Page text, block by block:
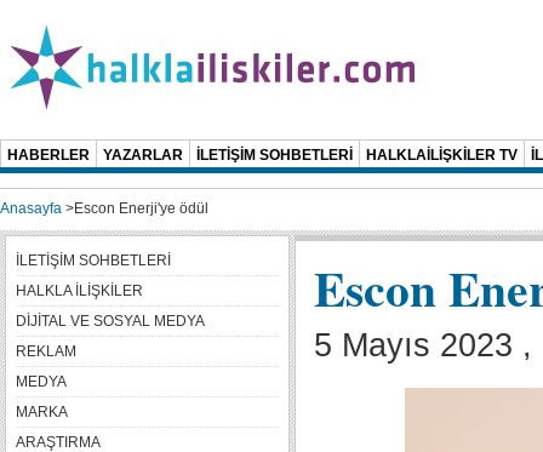
HABERLER YAZARLAR İLETİŞİM SOHBETLERİ HALKLAİLİŞKİLER TV
Anasayfa >Escon Enerji'ye ödül
Escon
5 Mayıs 2023
İLETİŞİM SOHBETLERİ
HALKLA İLİŞKİLER
DİJİTAL VE SOSYAL MEDYA
REKLAM
MEDYA
MARKA
ARAŞTIRMA